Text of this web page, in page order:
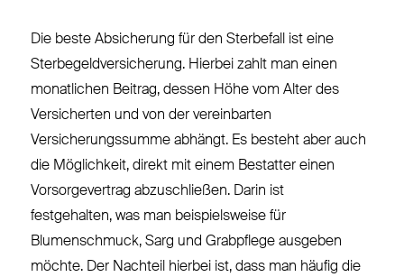
Die beste Absicherung für den Sterbefall ist eine
Sterbegeldversicherung. Hierbei zahlt man einen
monatlichen Beitrag, dessen Höhe vom Alter des
Versicherten und von der vereinbarten
Versicherungssumme abhängt. Es besteht aber auch
die Möglichkeit, direkt mit einem Bestatter einen
Vorsorgevertrag abzuschließen. Darin ist
festgehalten, was man beispielsweise für
Blumenschmuck, Sarg und Grabpflege ausgeben
möchte. Der Nachteil hierbei ist, dass man häufig die